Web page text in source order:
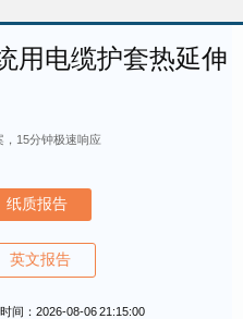
用电缆护套热延伸
15分钟极速响应
纸质报告
英文报告
间：2026-08-06 21:15:00